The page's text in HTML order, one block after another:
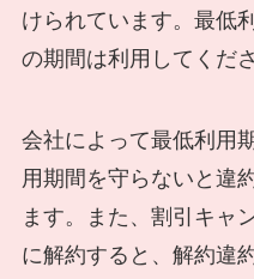
けられています。最低
の期間は利用してくだ
会社によって最低利用
用期間を守らないと違
ます。また、割引キャ
に解約すると、解約違